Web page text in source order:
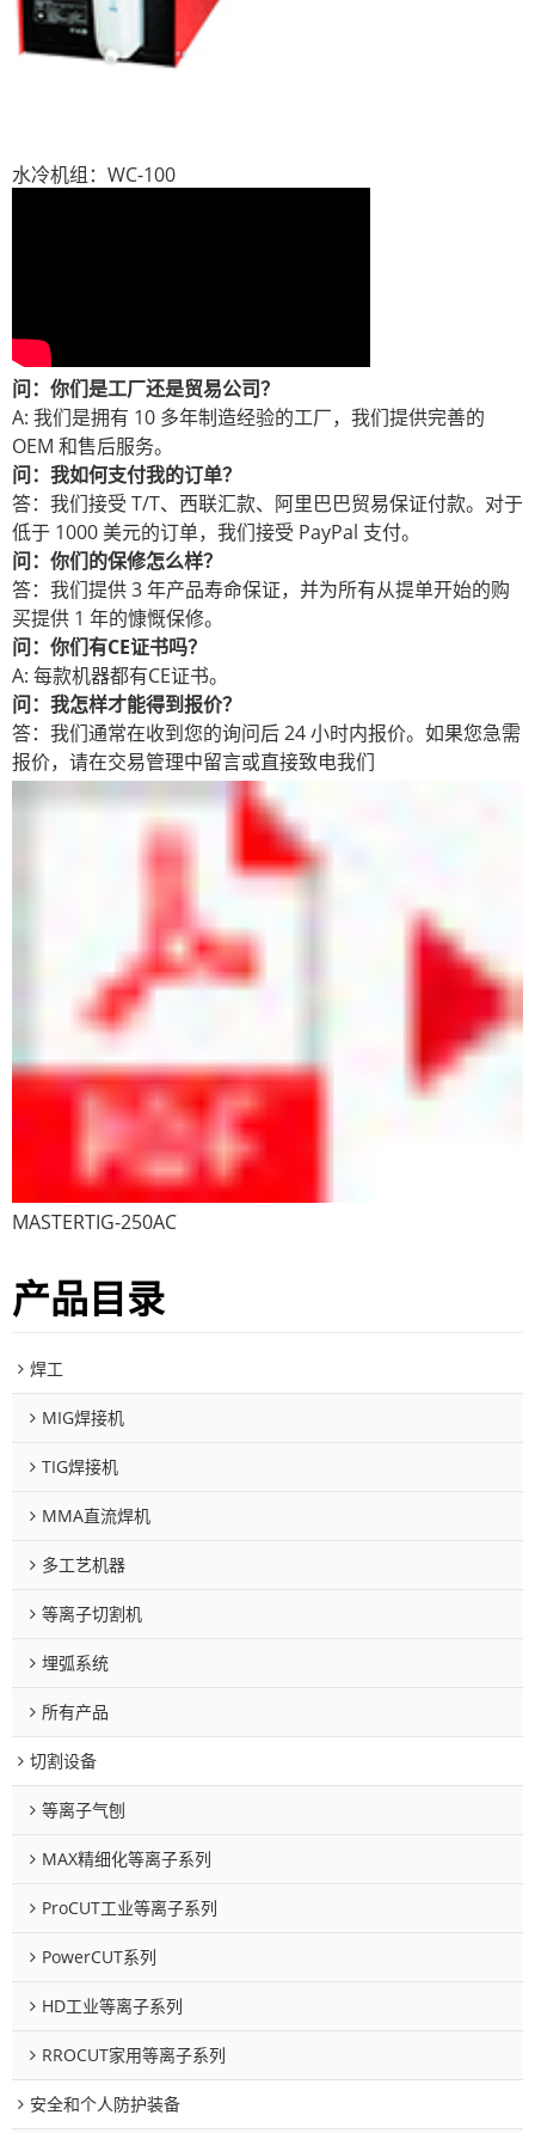
水冷机组：WC-100
问：你们是工厂还是贸易公司？
A: 我们是拥有 10 多年制造经验的工厂，我们提供完善的
OEM 和售后服务。
问：我如何支付我的订单？
答：我们接受 T/T、西联汇款、阿里巴巴贸易保证付款。对于
低于 1000 美元的订单，我们接受 PayPal 支付。
问：你们的保修怎么样？
答：我们提供 3 年产品寿命保证，并为所有从提单开始的购
买提供 1 年的慷慨保修。
问：你们有CE证书吗？
A: 每款机器都有CE证书。
问：我怎样才能得到报价？
答：我们通常在收到您的询问后 24 小时内报价。如果您急需
报价，请在交易管理中留言或直接致电我们
MASTERTIG-250AC
产品目录
焊工
MIG焊接机
TIG焊接机
MMA直流焊机
多工艺机器
等离子切割机
埋弧系统
所有产品
切割设备
等离子气刨
MAX精细化等离子系列
ProCUT工业等离子系列
PowerCUT系列
HD工业等离子系列
RROCUT家用等离子系列
安全和个人防护装备